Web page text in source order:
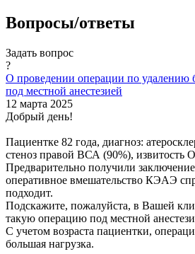
Вопросы/ответы
Задать вопрос
?
О проведении операции по удалению
под местной анестезией
12 марта 2025
Добрый день!
Пациентке 82 года, диагноз:
стеноз правой ВСА (90%),
Предварительно получили
оперативное вмешательство КЭАЭ
подходит.
Подскажите, пожалуйста, в Вашей
такую операцию под местной
С учетом возраста пациентки,
большая нагрузка.